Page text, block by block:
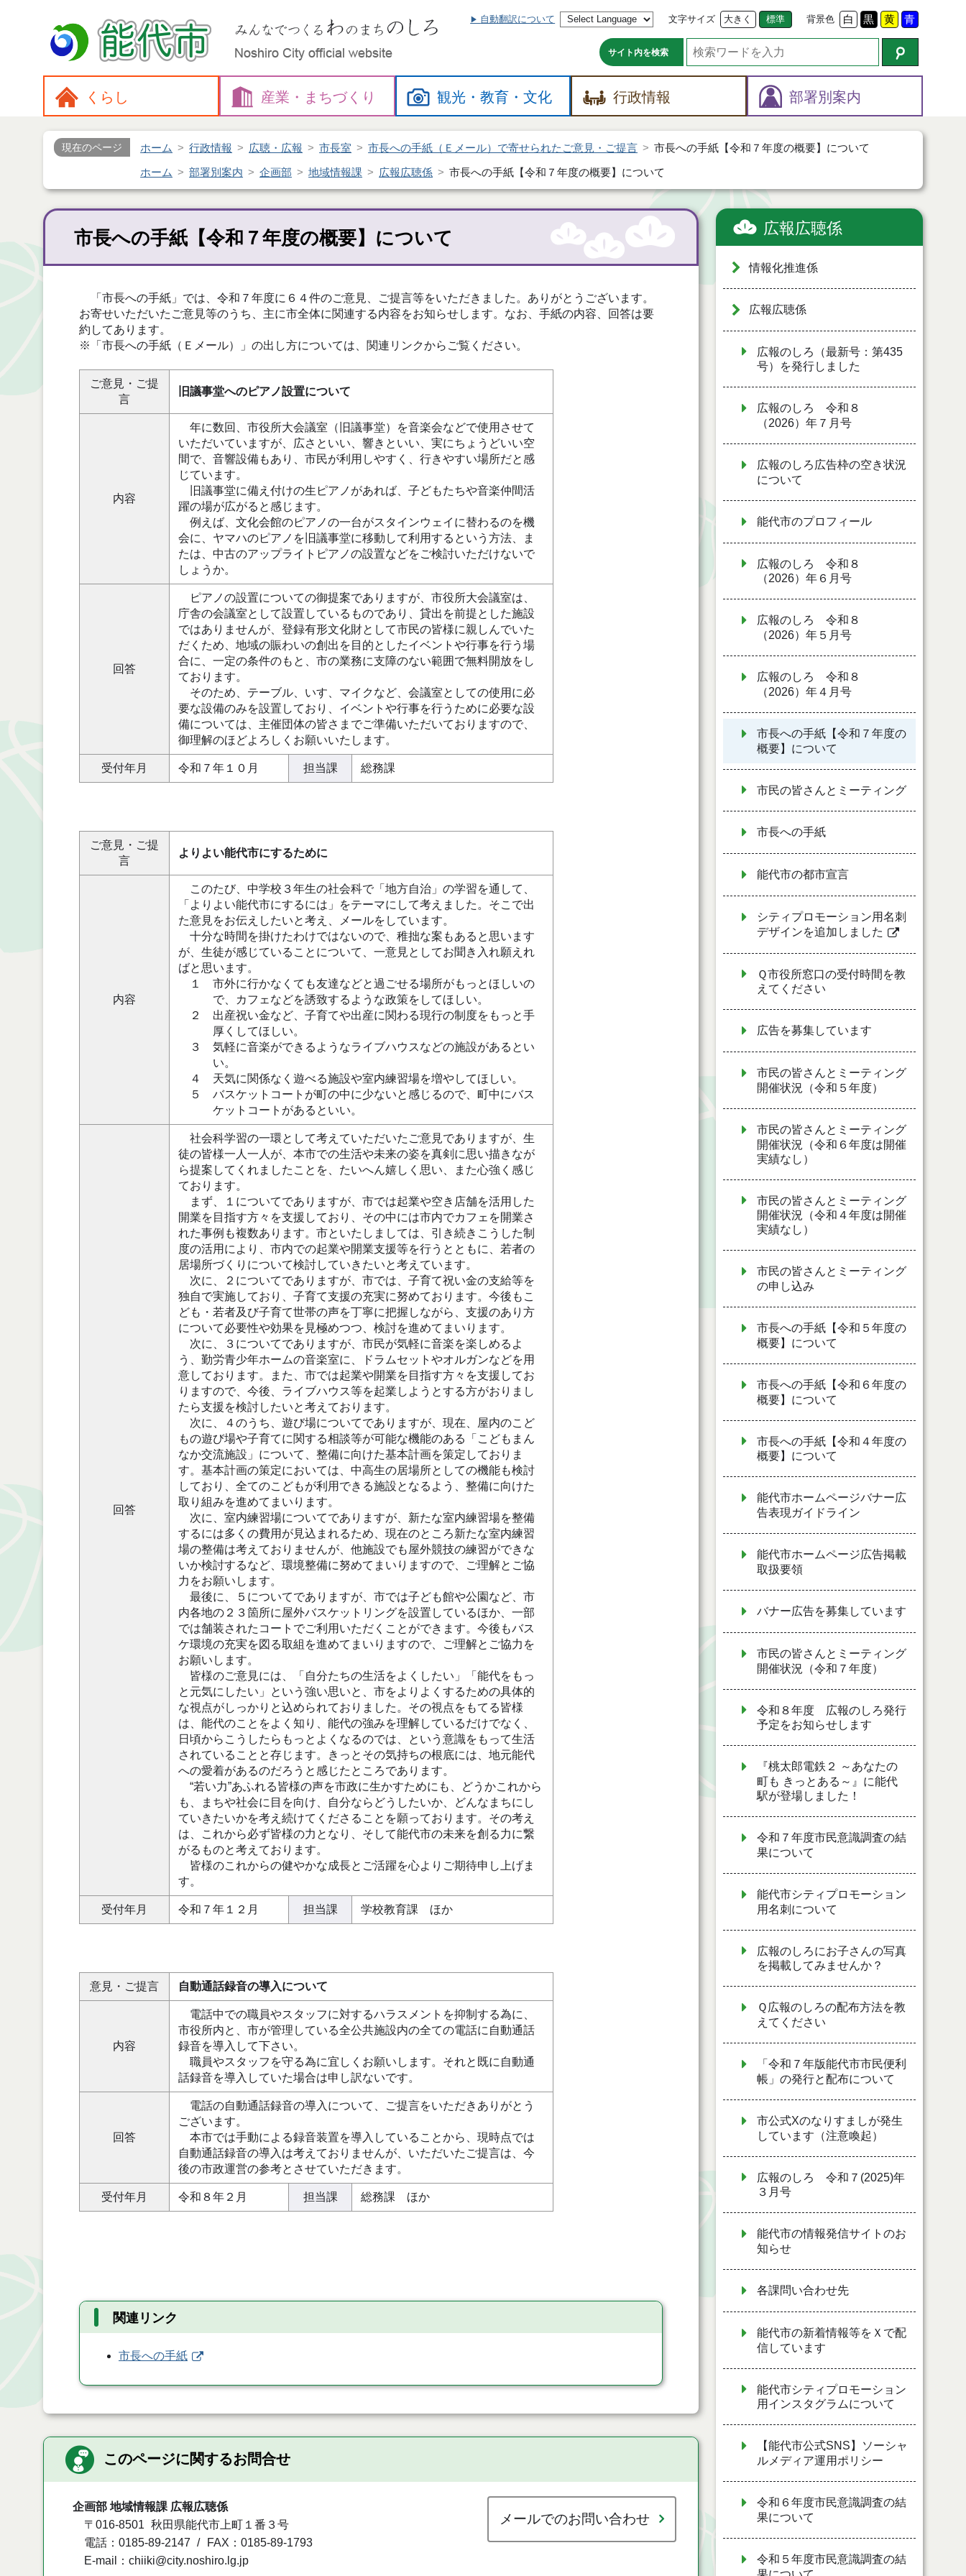
自動翻訳について 文字サイズ 大きく 標準 背景色 白 黒 黄 青
サイト内を検索
くらし 産業・ まちづくり 観光・教育・文化 行政情報 部署別案内
現在のページ ホーム 行政情報 広聴・広報 市長室 市長への手紙（Ｅメール）で寄せられたご意見・ご提言 市長への手紙【令和７年度の概要】について
ホーム 部署別案内 企画部 地域情報課 広報広聴係 市長への手紙【令和７年度の概要】について
市長への手紙【令和７年度の概要】について
「市長への手紙」では、令和７年度に６４件のご意見、ご提言等をいただきました。ありがとうございます。
お寄せいただいたご意見等のうち、主に市全体に関連する内容をお知らせします。なお、手紙の内容、回答は要
約してあります。
※「市長への手紙（Ｅメール）」の出し方については、関連リンクからご覧ください。
ご意見・ご提
言
旧議事堂へのピアノ設置について
内容
年に数回、市役所大会議室（旧議事堂）を音楽会などで使用させて
いただいていますが、広さといい、響きといい、実にちょうどいい空
間で、音響設備もあり、市民が利用しやすく、行きやすい場所だと感
じています。
旧議事堂に備え付けの生ピアノがあれば、子どもたちや音楽仲間活
躍の場が広がると感じます。
例えば、文化会館のピアノの一台がスタインウェイに替わるのを機
会に、ヤマハのピアノを旧議事堂に移動して利用するという方法、ま
たは、中古のアップライトピアノの設置などをご検討いただけないで
しょうか。
回答
ピアノの設置についての御提案でありますが、市役所大会議室は、
庁舎の会議室として設置しているものであり、貸出を前提とした施設
ではありませんが、登録有形文化財として市民の皆様に親しんでいた
だくため、地域の賑わいの創出を目的としたイベントや行事を行う場
合に、一定の条件のもと、市の業務に支障のない範囲で無料開放をし
ております。
そのため、テーブル、いす、マイクなど、会議室としての使用に必
要な設備のみを設置しており、イベントや行事を行うために必要な設
備については、主催団体の皆さまでご準備いただいておりますので、
御理解のほどよろしくお願いいたします。
受付年月 令和７年１０月 担当課 総務課
ご意見・ご提
言
よりよい能代市にするために
内容
このたび、中学校３年生の社会科で「地方自治」の学習を通して、
「よりよい能代市にするには」をテーマにして考えました。そこで出
た意見をお伝えしたいと考え、メールをしています。
十分な時間を掛けたわけではないので、稚拙な案もあると思います
が、生徒が感じていることについて、一意見としてお聞き入れ願えれ
ばと思います。
１ 市外に行かなくても友達などと過ごせる場所がもっとほしいの
で、カフェなどを誘致するような政策をしてほしい。
２ 出産祝い金など、子育てや出産に関わる現行の制度をもっと手
厚くしてほしい。
３ 気軽に音楽ができるようなライブハウスなどの施設があるとい
い。
４ 天気に関係なく遊べる施設や室内練習場を増やしてほしい。
５ バスケットコートが町の中に少ないと感じるので、町中にバス
ケットコートがあるといい。
回答
社会科学習の一環として考えていただいたご意見でありますが、生
徒の皆様一人一人が、本市での生活や未来の姿を真剣に思い描きなが
ら提案してくれましたことを、たいへん嬉しく思い、また心強く感じ
ております。
まず、１についてでありますが、市では起業や空き店舗を活用した
開業を目指す方々を支援しており、その中には市内でカフェを開業さ
れた事例も複数あります。市といたしましては、引き続きこうした制
度の活用により、市内での起業や開業支援等を行うとともに、若者の
居場所づくりについて検討していきたいと考えています。
次に、２についてでありますが、市では、子育て祝い金の支給等を
独自で実施しており、子育て支援の充実に努めております。今後もこ
ども・若者及び子育て世帯の声を丁寧に把握しながら、支援のあり方
について必要性や効果を見極めつつ、検討を進めてまいります。
次に、３についてでありますが、市民が気軽に音楽を楽しめるよ
う、勤労青少年ホームの音楽室に、ドラムセットやオルガンなどを用
意しております。また、市では起業や開業を目指す方々を支援してお
りますので、今後、ライブハウス等を起業しようとする方がおりまし
たら支援を検討したいと考えております。
次に、４のうち、遊び場についてでありますが、現在、屋内のこど
もの遊び場や子育てに関する相談等が可能な機能のある「こどもまん
なか交流施設」について、整備に向けた基本計画を策定しておりま
す。基本計画の策定においては、中高生の居場所としての機能も検討
しており、全てのこどもが利用できる施設となるよう、整備に向けた
取り組みを進めてまいります。
次に、室内練習場についてでありますが、新たな室内練習場を整備
するには多くの費用が見込まれるため、現在のところ新たな室内練習
場の整備は考えておりませんが、他施設でも屋外競技の練習ができな
いか検討するなど、環境整備に努めてまいりますので、ご理解とご協
力をお願いします。
最後に、５についてでありますが、市では子ども館や公園など、市
内各地の２３箇所に屋外バスケットリングを設置しているほか、一部
では舗装されたコートでご利用いただくことができます。今後もバス
ケ環境の充実を図る取組を進めてまいりますので、ご理解とご協力を
お願いします。
皆様のご意見には、「自分たちの生活をよくしたい」「能代をもっ
と元気にしたい」という強い思いと、市をよりよくするための具体的
な視点がしっかりと込められておりました。その視点をもてる皆様
は、能代のことをよく知り、能代の強みを理解しているだけでなく、
日頃からこうしたらもっとよくなるのでは、という意識をもって生活
されていることと存じます。きっとその気持ちの根底には、地元能代
への愛着があるのだろうと感じたところであります。
“若い力”あふれる皆様の声を市政に生かすためにも、どうかこれから
も、まちや社会に目を向け、自分ならどうしたいか、どんなまちにし
ていきたいかを考え続けてくださることを願っております。その考え
は、これから必ず皆様の力となり、そして能代市の未来を創る力に繋
がるものと考えております。
皆様のこれからの健やかな成長とご活躍を心よりご期待申し上げま
す。
受付年月 令和７年１２月 担当課 学校教育課 ほか
意見・ご提言 自動通話録音の導入について
内容
電話中での職員やスタッフに対するハラスメントを抑制する為に、
市役所内と、市が管理している全公共施設内の全ての電話に自動通話
録音を導入して下さい。
職員やスタッフを守る為に宜しくお願いします。それと既に自動通
話録音を導入していた場合は申し訳ないです。
回答
電話の自動通話録音の導入について、ご提言をいただきありがとう
ございます。
本市では手動による録音装置を導入していることから、現時点では
自動通話録音の導入は考えておりませんが、いただいたご提言は、今
後の市政運営の参考とさせていただきます。
受付年月 令和８年２月 担当課 総務課 ほか
関連リンク
市長への手紙
このページに関するお問合せ
企画部 地域情報課 広報広聴係
〒016-8501
秋田県能代市上町１番３号
電話：0185-89-2147
FAX：0185-89-1793
E-mail：chiiki@city.noshiro.lg.jp
メールでのお問い合わせ
広報広聴係
情報化推進係
広報広聴係
広報のしろ（最新号：第435
号）を発行しました
広報のしろ 令和８
（2026）年７月号
広報のしろ広告枠の空き状況
について
能代市のプロフィール
広報のしろ 令和８
（2026）年６月号
広報のしろ 令和８
（2026）年５月号
広報のしろ 令和８
（2026）年４月号
市長への手紙【令和７年度の
概要】について
市民の皆さんとミーティング
市長への手紙
能代市の都市宣言
シティプロモーション用名刺
デザインを追加しました
Ｑ市役所窓口の受付時間を教
えてください
広告を募集しています
市民の皆さんとミーティング
開催状況（令和５年度）
市民の皆さんとミーティング
開催状況（令和６年度は開催
実績なし）
市民の皆さんとミーティング
開催状況（令和４年度は開催
実績なし）
市民の皆さんとミーティング
の申し込み
市長への手紙【令和５年度の
概要】について
市長への手紙【令和６年度の
概要】について
市長への手紙【令和４年度の
概要】について
能代市ホームページバナー広
告表現ガイドライン
能代市ホームページ広告掲載
取扱要領
バナー広告を募集しています
市民の皆さんとミーティング
開催状況（令和７年度）
令和８年度 広報のしろ発行
予定をお知らせします
『桃太郎電鉄２ ～あなたの
町も きっとある～』に能代
駅が登場しました！
令和７年度市民意識調査の結
果について
能代市シティプロモーション
用名刺について
広報のしろにお子さんの写真
を掲載してみませんか？
Ｑ広報のしろの配布方法を教
えてください
「令和７年版能代市市民便利
帳」の発行と配布について
市公式Xのなりすましが発生
しています（注意喚起）
広報のしろ 令和７(2025)年
３月号
能代市の情報発信サイトのお
知らせ
各課問い合わせ先
能代市の新着情報等をＸで配
信しています
能代市シティプロモーション
用インスタグラムについて
【能代市公式SNS】ソーシャ
ルメディア運用ポリシー
令和６年度市民意識調査の結
果について
令和５年度市民意識調査の結